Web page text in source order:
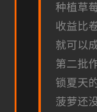
种植草
收益比
就可以
第二批
锁夏天
菠萝还